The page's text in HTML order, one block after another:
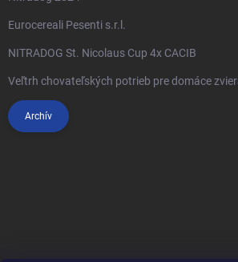
Eurocereali Pesenti s.r.l.
NITRADOG St. Nicolaus Cup 4x CACIB
Veľtrh chovateľských potrieb pre domáce
Archív